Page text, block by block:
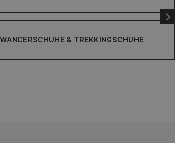
WANDERSCHUHE & TREKKINGSCHUHE